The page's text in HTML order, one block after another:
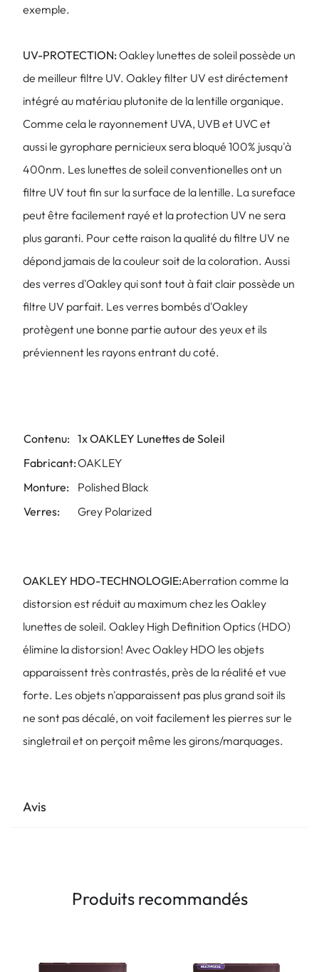
exemple.
UV-PROTECTION: Oakley lunettes de soleil possède un
de meilleur filtre UV. Oakley filter UV est diréctement
intégré au matériau plutonite de la lentille organique.
Comme cela le rayonnement UVA, UVB et UVC et
aussi le gyrophare pernicieux sera bloqué 100% jusqu'à
400nm. Les lunettes de soleil conventionelles ont un
filtre UV tout fin sur la surface de la lentille. La sureface
peut être facilement rayé et la protection UV ne sera
plus garanti. Pour cette raison la qualité du filtre UV ne
dépond jamais de la couleur soit de la coloration. Aussi
des verres d'Oakley qui sont tout à fait clair possède un
filtre UV parfait. Les verres bombés d'Oakley
protègent une bonne partie autour des yeux et ils
préviennent les rayons entrant du coté.
Contenu: 1x OAKLEY Lunettes de Soleil
Fabricant:OAKLEY
Monture:
Polished Black
Verres:
Grey Polarized
OAKLEY HDO-TECHNOLOGIE:Aberration comme la
distorsion est réduit au maximum chez les Oakley
lunettes de soleil. Oakley High Definition Optics (HDO)
élimine la distorsion! Avec Oakley HDO les objets
apparaissent très contrastés, près de la réalité et vue
forte. Les objets n'apparaissent pas plus grand soit ils
ne sont pas décalé, on voit facilement les pierres sur le
singletrail et on perçoit même les girons/marquages.
Avis
Produits recommandés